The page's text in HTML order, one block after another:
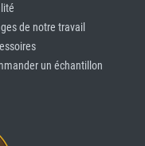
de notre travail
un échantillon